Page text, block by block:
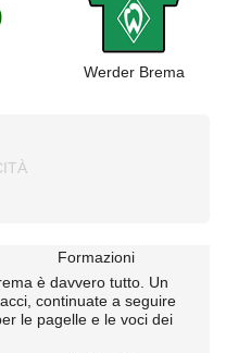
Werder Brema
Formazioni
è davvero tutto. Un
continuate a seguire
le pagelle e le voci dei